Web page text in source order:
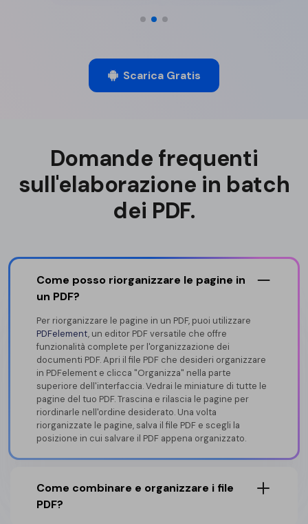
Scarica Gratis
Domande frequenti
sull'elaborazione in batch
dei PDF.
Come posso riorganizzare le pagine in
un PDF?
Per riorganizzare le pagine in un PDF, puoi utilizzare
PDFelement, un editor PDF versatile che offre
funzionalità complete per l'organizzazione dei
documenti PDF. Apri il file PDF che desideri organizzare
in PDFelement e clicca "Organizza" nella parte
superiore dell'interfaccia. Vedrai le miniature di tutte le
pagine del tuo PDF. Trascina e rilascia le pagine per
riordinarle nell'ordine desiderato. Una volta
riorganizzate le pagine, salva il file PDF e scegli la
posizione in cui salvare il PDF appena organizzato.
Come combinare e organizzare i file
PDF?